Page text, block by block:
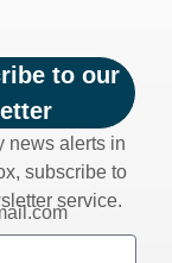
to our
news alerts in
subscribe to
service.